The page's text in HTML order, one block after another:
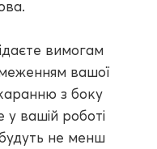
вимогам
вашої
з боку
вашій роботі
не менш